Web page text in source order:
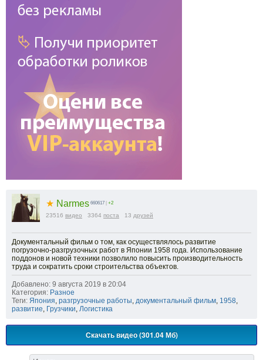
★ Narmes 660617 +2
23516 видео 3364 поста 13 друзей
Документальный фильм о том, как осуществлялось развитие
погрузочно-разгрузочных работ в Японии 1958 года. Использование
поддонов и новой техники позволило повысить производительность
труда и сократить сроки строительства объектов.
Добавлено: 9 августа 2019 в 20:04
Категория: Разное
Теги: Япония, разгрузочные работы, документальный фильм, 1958,
развитие, Грузчики, Логистика
Скачать видео (301.04 Мб)